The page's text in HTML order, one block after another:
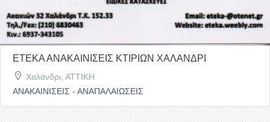
ΕΤΕΚΑ ΑΝΑΚΑΙΝΙΣΕΙΣ ΚΤΙΡΙΩΝ ΧΑΛΑΝΔΡΙ
Χαλάνδρι, ΑΤΤΙΚΗ
ΑΝΑΚΑΙΝΙΣΕΙΣ - ΑΝΑΠΑΛΑΙΩΣΕΙΣ